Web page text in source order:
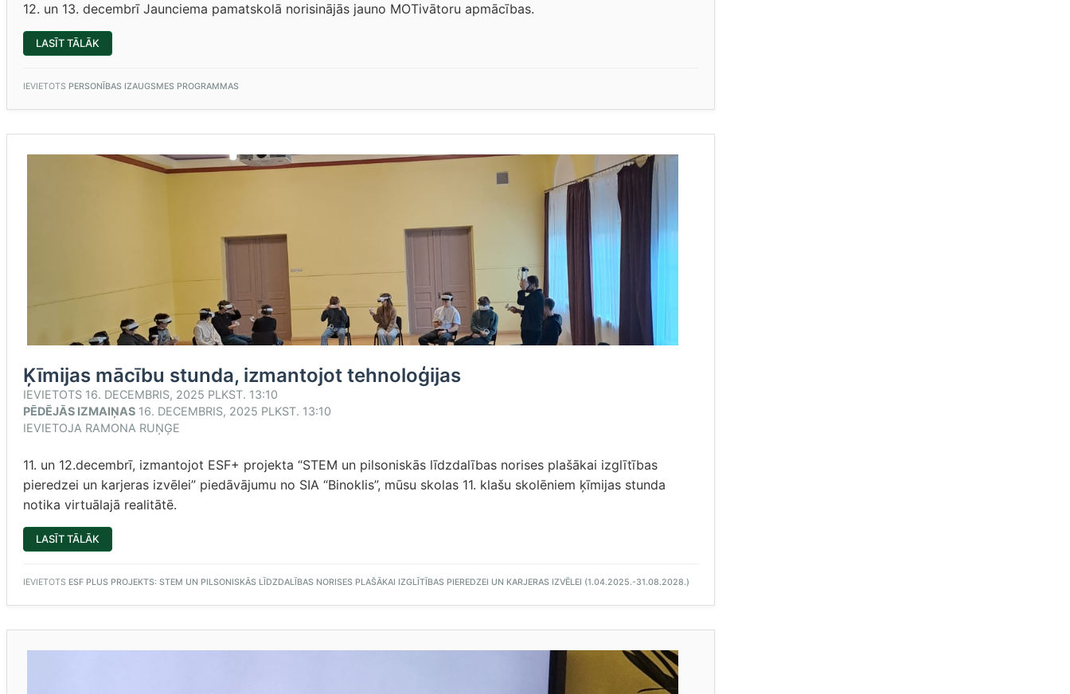
12. un 13. decembrī Jaunciema pamatskolā norisinājās jauno MOTivātoru apmācības.
LASĪT TĀLĀK
MOTIVĀTORU
IEVIETOTS PERSONĪBAS IZAUGSMES PROGRAMMAS
Ķīmijas mācību stunda, izmantojot tehnoloģijas
IEVIETOTS 16. DECEMBRIS, 2025 PLKST. 13:10
PĒDĒJĀS IZMAIŅAS 16. DECEMBRIS, 2025 PLKST. 13:10
IEVIETOJA RAMONA RUŅĢE
11. un 12.decembrī, izmantojot ESF+ projekta “STEM un pilsoniskās līdzdalības norises plašākai izglītības
pieredzei un karjeras izvēlei” piedāvājumu no SIA “Binoklis”, mūsu skolas 11. klašu skolēniem ķīmijas stunda
notika virtuālajā realitātē.
LASĪT TĀLĀK
MĀCĪBU
TEHNOLOĢIJAS”
IEVIETOTS ESF PLUS PROJEKTS: STEM UN PILSONISKĀS LĪDZDALĪBAS NORISES PLAŠĀKAI IZGLĪTĪBAS PIEREDZEI UN KARJERAS IZVĒLEI (1.04.2025.-31.08.2028.)